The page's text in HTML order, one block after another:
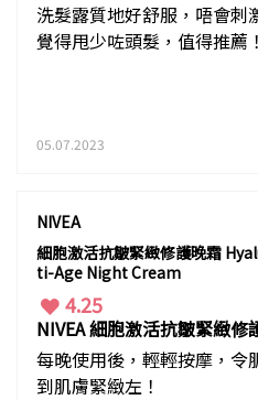
洗髮露質地好舒服，唔會刺
覺得甩少咗頭髮，值得推薦！
05.07.2023
NIVEA
細胞激活抗皺緊緻修護晚霜
ti-Age Night Cream
4.25
NIVEA 細胞激活抗皺緊緻修
霜
每晚使用後，輕輕按摩，令
到肌膚緊緻左！